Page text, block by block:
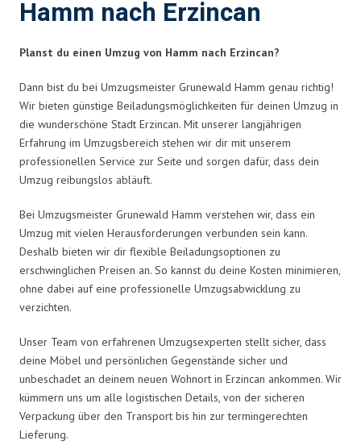
Hamm nach Erzincan
Planst du einen Umzug von Hamm nach Erzincan?
Dann bist du bei Umzugsmeister Grunewald Hamm genau richtig!
Wir bieten günstige Beiladungsmöglichkeiten für deinen Umzug in
die wunderschöne Stadt Erzincan. Mit unserer langjährigen
Erfahrung im Umzugsbereich stehen wir dir mit unserem
professionellen Service zur Seite und sorgen dafür, dass dein
Umzug reibungslos abläuft.
Bei Umzugsmeister Grunewald Hamm verstehen wir, dass ein
Umzug mit vielen Herausforderungen verbunden sein kann.
Deshalb bieten wir dir flexible Beiladungsoptionen zu
erschwinglichen Preisen an. So kannst du deine Kosten minimieren,
ohne dabei auf eine professionelle Umzugsabwicklung zu
verzichten.
Unser Team von erfahrenen Umzugsexperten stellt sicher, dass
deine Möbel und persönlichen Gegenstände sicher und
unbeschadet an deinem neuen Wohnort in Erzincan ankommen. Wir
kümmern uns um alle logistischen Details, von der sicheren
Verpackung über den Transport bis hin zur termingerechten
Lieferung.